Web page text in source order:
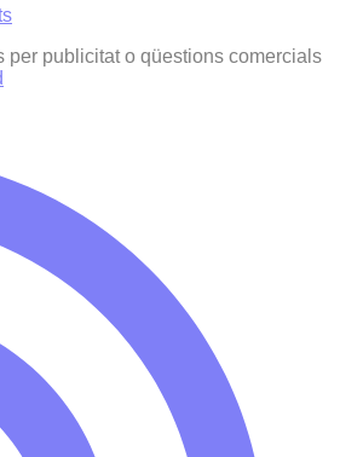
per publicitat o qüestions comercials